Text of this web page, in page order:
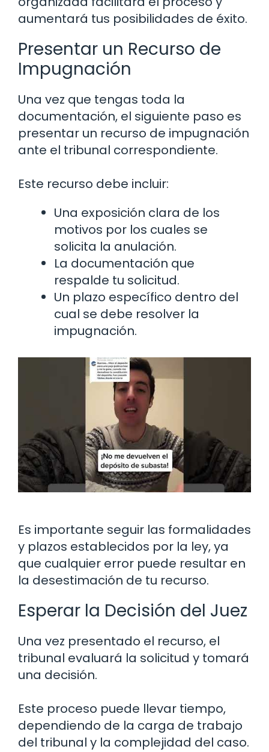
aumentará tus posibilidades de éxito.
Presentar un Recurso de
Impugnación
Una vez que tengas toda la
documentación, el siguiente paso es
presentar un recurso de impugnación
ante el tribunal correspondiente.
Este recurso debe incluir:
Una exposición clara de los
motivos por los cuales se
solicita la anulación.
La documentación que
respalde tu solicitud.
Un plazo específico dentro del
cual se debe resolver la
impugnación.
Es importante seguir las formalidades
y plazos establecidos por la ley, ya
que cualquier error puede resultar en
la desestimación de tu recurso.
Esperar la Decisión del Juez
Una vez presentado el recurso, el
tribunal evaluará la solicitud y tomará
una decisión.
Este proceso puede llevar tiempo,
dependiendo de la carga de trabajo
del tribunal y la complejidad del caso.